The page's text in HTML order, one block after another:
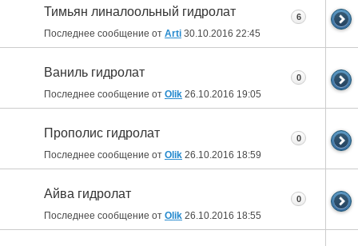
Тимьян линалоольный гидролат
Последнее сообщение от Arti 30.10.2016 22:45
6
Ваниль гидролат
Последнее сообщение от Olik 26.10.2016 19:05
0
Прополис гидролат
Последнее сообщение от Olik 26.10.2016 18:59
0
Айва гидролат
Последнее сообщение от Olik 26.10.2016 18:55
0